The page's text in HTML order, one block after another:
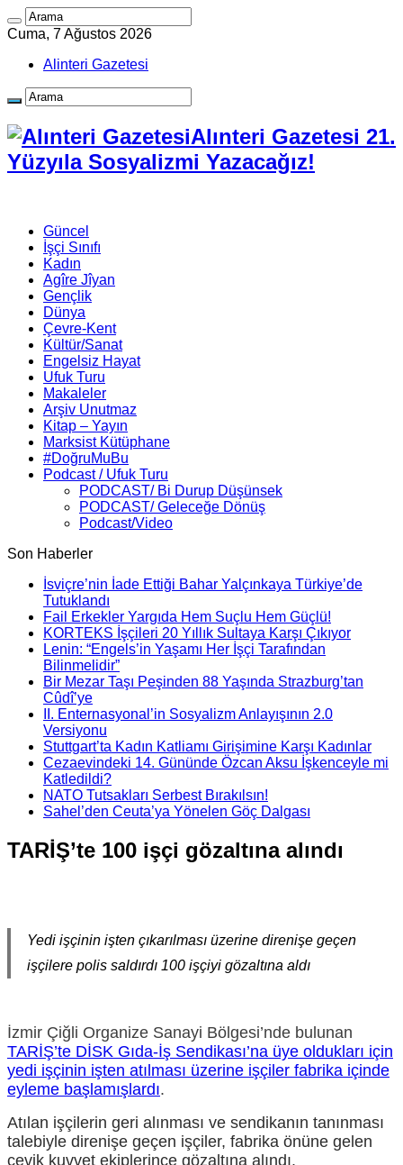
Cuma, 7 Ağustos 2026
Alinteri Gazetesi
Alınteri Gazetesi 21.
Yüzyıla Sosyalizmi Yazacağız!
Güncel
İşçi Sınıfı
Kadın
Agîre Jîyan
Gençlik
Dünya
Çevre-Kent
Kültür/Sanat
Engelsiz Hayat
Ufuk Turu
Makaleler
Arşiv Unutmaz
Kitap – Yayın
Marksist Kütüphane
#DoğruMuBu
Podcast / Ufuk Turu
PODCAST/ Bi Durup Düşünsek
PODCAST/ Geleceğe Dönüş
Podcast/Video
Son Haberler
İsviçre’nin İade Ettiği Bahar Yalçınkaya Türkiye’de
Tutuklandı
Fail Erkekler Yargıda Hem Suçlu Hem Güçlü!
KORTEKS İşçileri 20 Yıllık Sultaya Karşı Çıkıyor
Lenin: “Engels’in Yaşamı Her İşçi Tarafından
Bilinmelidir”
Bir Mezar Taşı Peşinden 88 Yaşında Strazburg’tan
Cûdî’ye
II. Enternasyonal’in Sosyalizm Anlayışının 2.0
Versiyonu
Stuttgart’ta Kadın Katliamı Girişimine Karşı Kadınlar
Cezaevindeki 14. Gününde Özcan Aksu İşkenceyle mi
Katledildi?
NATO Tutsakları Serbest Bırakılsın!
Sahel’den Ceuta’ya Yönelen Göç Dalgası
TARİŞ’te 100 işçi gözaltına alındı
Yedi işçinin işten çıkarılması üzerine direnişe geçen
işçilere polis saldırdı 100 işçiyi gözaltına aldı
İzmir Çiğli Organize Sanayi Bölgesi’nde bulunan
TARİŞ’te DİSK Gıda-İş Sendikası’na üye oldukları için
yedi işçinin işten atılması üzerine işçiler fabrika içinde
eyleme başlamışlardı.
Atılan işçilerin geri alınması ve sendikanın tanınması
talebiyle direnişe geçen işçiler, fabrika önüne gelen
çevik kuvvet ekiplerince gözaltına alındı.